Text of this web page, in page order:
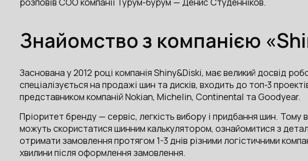
Знайомство з компанією
Заснована у 2012 році компанія Shiny&Diski, має великий досвід
спеціалізується на продажі шин та дисків, входить до топ-3
представником компаній Nokian, Michelin, Continental та Goodyear.
Пріоритет бренду — сервіс, легкість вибору і придбання шин. Тому
можуть скористатися шинним калькулятором, ознайомитися з
отримати замовлення протягом 1-3 днів різними логістичними
хвилини після оформлення замовлення.